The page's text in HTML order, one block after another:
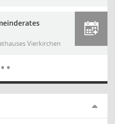
Vierkirchen